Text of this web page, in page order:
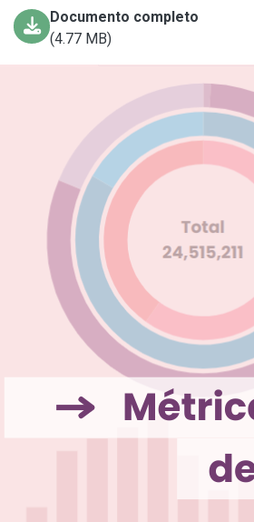
Documento completo
(4.77 MB)